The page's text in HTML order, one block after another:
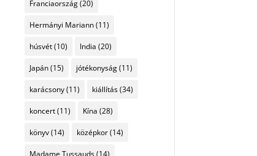
Franciaország(20)
Hermányi Mariann(11)
húsvét(10) India (20)
Japán(15) jótékonyság(11)
karácsony(11) kiállítás(34)
koncert(11) Kína (28)
könyv(14) középkor(14)
Madame Tussauds(14)